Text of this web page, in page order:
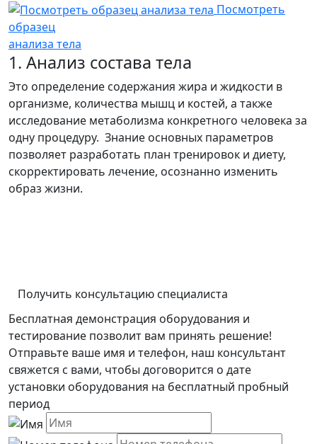
Посмотреть
образец
анализа тела
1. Анализ состава тела
Это определение содержания жира и жидкости в
организме, количества мышц и костей, а также
исследование метаболизма конкретного человека за
одну процедуру. Знание основных параметров
позволяет разработать план тренировок и диету,
скорректировать лечение, осознанно изменить
образ жизни.
Получить консультацию специалиста
Бесплатная демонстрация оборудования и
тестирование позволит вам принять решение!
Отправьте ваше имя и телефон, наш консультант
свяжется с вами, чтобы договорится о дате
установки оборудования на бесплатный пробный
период